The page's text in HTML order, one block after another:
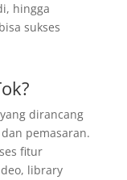
hingga
sukses
dirancang
pemasaran.
fitur
library